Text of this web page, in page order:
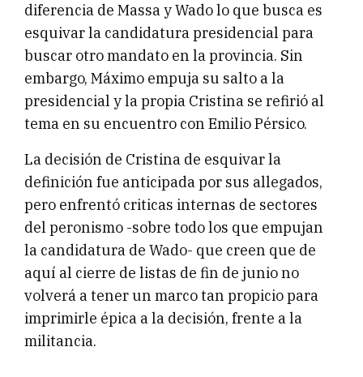
diferencia de Massa y Wado lo que busca es
esquivar la candidatura presidencial para
buscar otro mandato en la provincia. Sin
embargo, Máximo empuja su salto a la
presidencial y la propia Cristina se refirió al
tema en su encuentro con Emilio Pérsico.
La decisión de Cristina de esquivar la
definición fue anticipada por sus allegados,
pero enfrentó criticas internas de sectores
del peronismo -sobre todo los que empujan
la candidatura de Wado- que creen que de
aquí al cierre de listas de fin de junio no
volverá a tener un marco tan propicio para
imprimirle épica a la decisión, frente a la
militancia.